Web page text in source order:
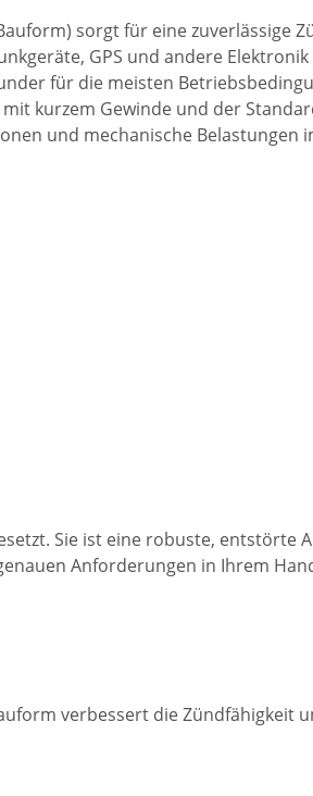
sorgt für eine zuverlässige
GPS und andere
für die meisten
kurzem Gewinde und der
und mechanische Belastungen
Sie ist eine robuste, entstörte
Anforderungen in Ihrem
verbessert die Zündfähigkeit